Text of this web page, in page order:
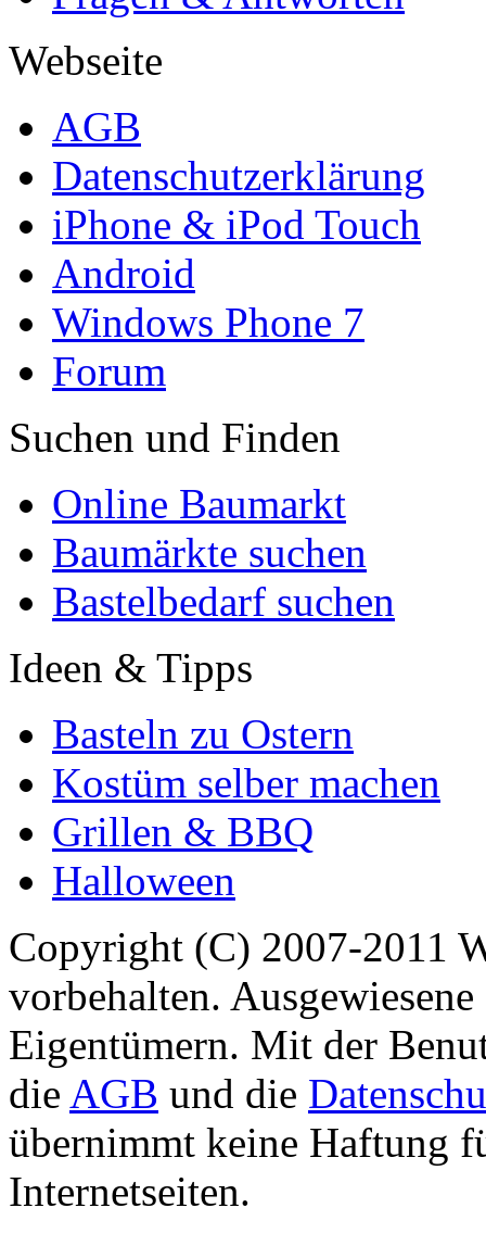
Webseite
AGB
Datenschutzerklärung
iPhone & iPod Touch
Android
Windows Phone 7
Forum
Suchen und Finden
Online Baumarkt
Baumärkte suchen
Bastelbedarf suchen
Ideen & Tipps
Basteln zu Ostern
Kostüm selber machen
Grillen & BBQ
Halloween
Copyright (C) 2007-2011
vorbehalten.
Eigentümern. Mit der
die AGB und die
übernimmt keine Haftung
Internetseiten.